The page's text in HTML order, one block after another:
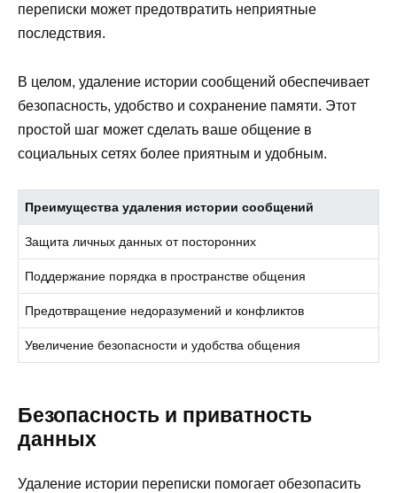
переписки может предотвратить неприятные
последствия.
В целом, удаление истории сообщений обеспечивает
безопасность, удобство и сохранение памяти. Этот
простой шаг может сделать ваше общение в
социальных сетях более приятным и удобным.
Преимущества удаления истории сообщений
Защита личных данных от посторонних
Поддержание порядка в пространстве общения
Предотвращение недоразумений и конфликтов
Увеличение безопасности и удобства общения
Безопасность и приватность
данных
Удаление истории переписки помогает обезопасить